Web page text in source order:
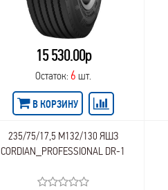
15 530.00р
Остаток: 6 шт.
В КОРЗИНУ
235/75/17,5 M132/130 ЯШЗ
CORDIAN_PROFESSIONAL DR-1